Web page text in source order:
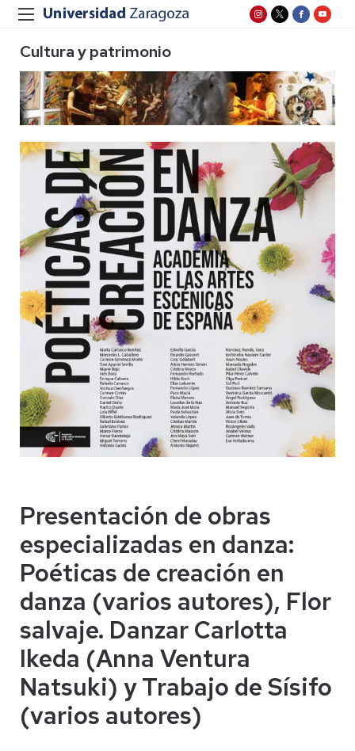
Cultura y patrimonio
Presentación de obras
especializadas en danza:
Poéticas de creación en
danza (varios autores), Flor
salvaje. Danzar Carlotta
Ikeda (Anna Ventura
Natsuki) y Trabajo de Sísifo
(varios autores)